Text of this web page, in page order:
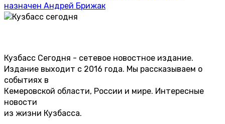
назначен Андрей Брижак
Кузбасс Сегодня - сетевое новостное издание.
Издание выходит с 2016 года. Мы рассказываем о
событиях в
Кемеровской области, России и мире. Интересные
новости
из жизни Кузбасса.